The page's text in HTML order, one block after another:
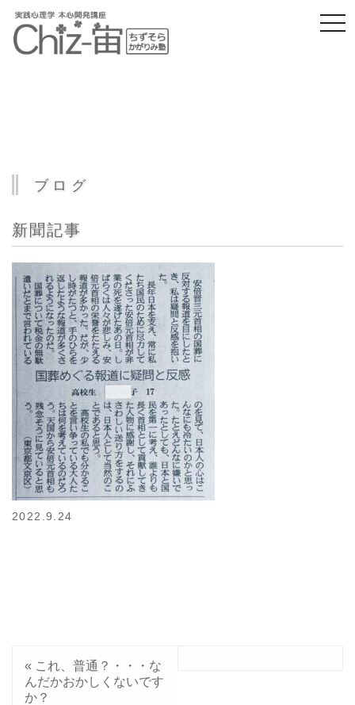
ブログ
新聞記事
2022.9.24
« これ、普通？・・・な
んだかおかしくないです
か？